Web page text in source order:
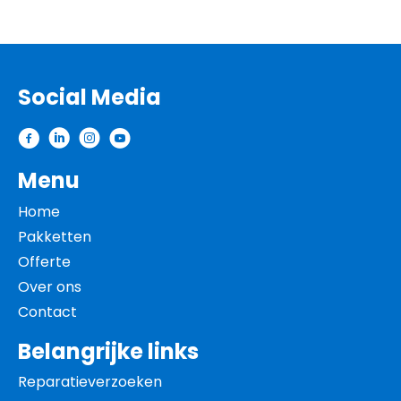
Contactinformatie
Social Media
Menu
Home
Pakketten
Offerte
Over ons
Contact
Belangrijke links
Reparatieverzoeken